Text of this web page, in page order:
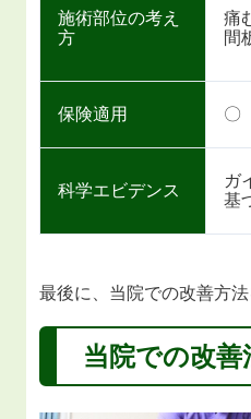
施術部位の考え
方
痛
間
保険適用 〇
科学エビデンス
ガ
基
最後に、当院での改善方法
当院での改善